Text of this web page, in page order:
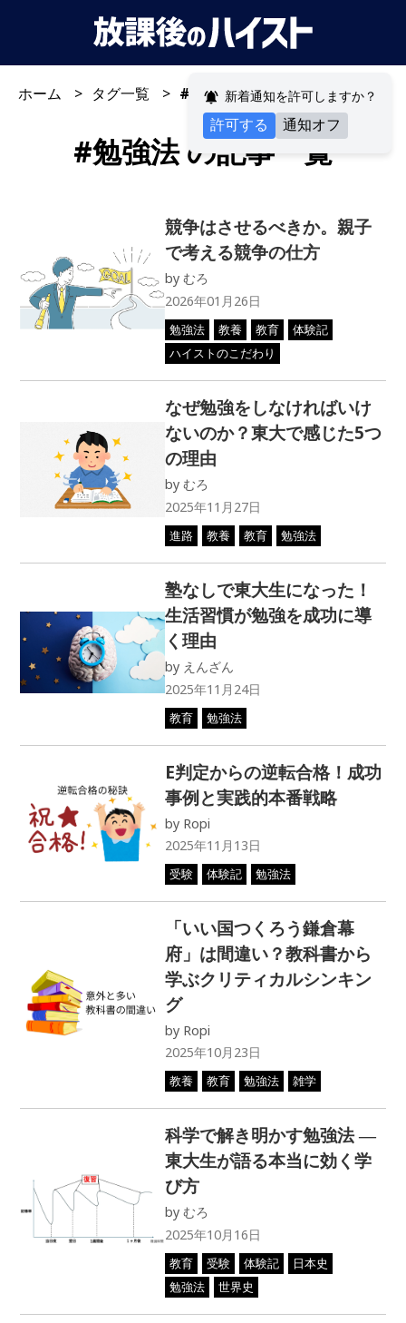
新着通知を許可しますか？
許可する 通知オフ
ホーム タグ一覧 #勉強法
#勉強法の記事一覧
競争はさせるべきか。親子
で考える競争の仕方
byむろ
2026年01月26日
勉強法 教養 教育
体験記
ハイストのこだわり
なぜ勉強をしなければいけ
ないのか？東大で感じた5つ
の理由
byむろ
2025年11月27日
進路 教養 教育 勉強法
塾なしで東大生になった！
生活習慣が勉強を成功に導
く理由
by えんざん
2025年11月24日
教育 勉強法
E判定からの逆転合格！成功
事例と実践的本番戦略
by Ropi
2025年11月13日
受験 体験記 勉強法
「いい国つくろう鎌倉幕
府」は間違い？教科書から
学ぶクリティカルシンキン
グ
by Ropi
2025年10月23日
教養 教育 勉強法 雑学
科学で解き明かす勉強法 ―
東大生が語る本当に効く学
び方
byむろ
2025年10月16日
教育 受験 体験記
日本史
勉強法
世界史